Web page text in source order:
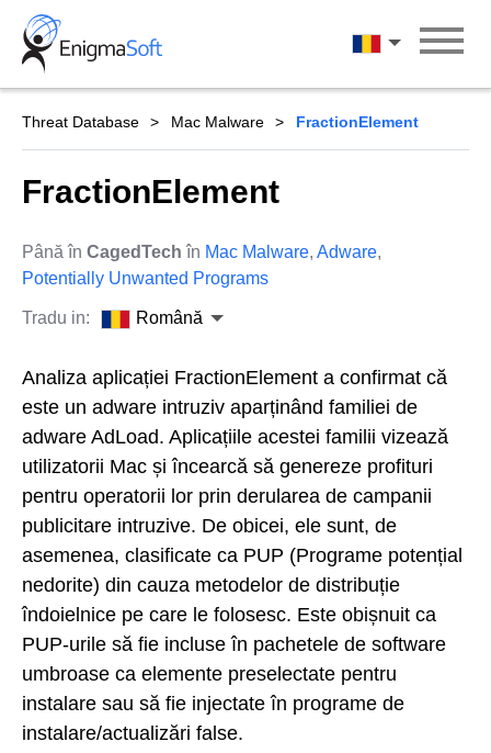
Skip
content
Română
Threat Database Mac Malware FractionElement
FractionElement
Până în CagedTech în Mac Malware, Adware,
Potentially Unwanted Programs
Tradu in: Română
Analiza aplicației FractionElement a confirmat că
este un adware intruziv aparținând familiei de
adware AdLoad. Aplicațiile acestei familii vizează
utilizatorii Mac și încearcă să genereze profituri
pentru operatorii lor prin derularea de campanii
publicitare intruzive. De obicei, ele sunt, de
asemenea, clasificate ca PUP (Programe potențial
nedorite) din cauza metodelor de distribuție
îndoielnice pe care le folosesc. Este obișnuit ca
PUP-urile să fie incluse în pachetele de software
umbroase ca elemente preselectate pentru
instalare sau să fie injectate în programe de
instalare/actualizări false.